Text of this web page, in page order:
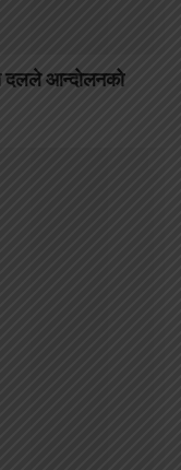
दलले आन्दोलनको